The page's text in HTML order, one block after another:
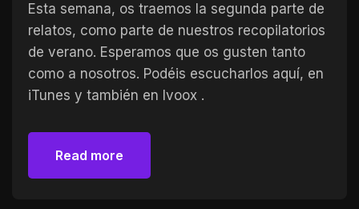
Esta semana, os traemos la segunda parte de
relatos, como parte de nuestros recopilatorios
de verano. Esperamos que os gusten tanto
como a nosotros. Podéis escucharlos aquí, en
iTunes y también en Ivoox .
Read more